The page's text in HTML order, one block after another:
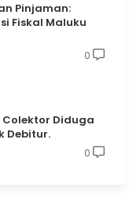
Pinjaman:
Fiskal Maluku
0
Colektor Diduga
Debitur.
0